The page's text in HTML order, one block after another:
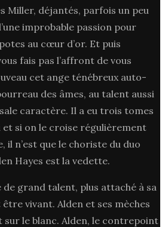
Miller, déjantés, parfois un peu
improbable passion pour
au cœur d’or. Et puis
fais pas l’affront de vous
cet ange ténébreux auto-
des âmes, au talent aussi
caractère. Il a eu trois tomes
et si on le croise régulièrement
il n’est que le choriste du duo
Hayes est la vedette.
grand talent, plus attaché à sa
être vivant. Alden et ses mèches
sur le blanc. Alden, le contrepoint